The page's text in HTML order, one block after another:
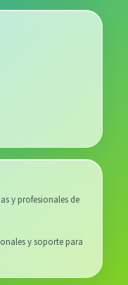
y profesionales de
y soporte para